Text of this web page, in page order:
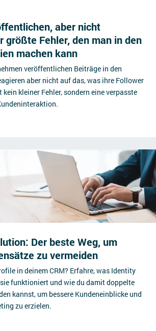
aber nicht
größte Fehler, den man in den
machen kann
veröffentlichen Beiträge in den
aber nicht auf das, was ihre Follower
kein kleiner Fehler, sondern eine verpasste
Der beste Weg, um
zu vermeiden
in deinem CRM? Erfahre, was Identity
funktioniert und wie du damit doppelte
kannst, um bessere Kundeneinblicke und
zu erzielen.